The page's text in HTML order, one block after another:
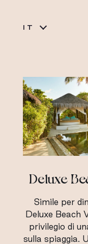
IT
Deluxe
Simile per
Deluxe Beach
privilegio di
sulla spiaggia.